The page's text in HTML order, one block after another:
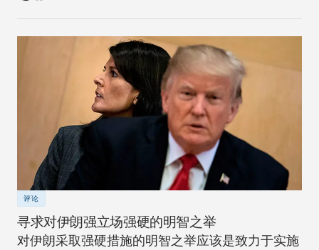
评论
寻求对伊朗强立场强硬的明智之举
对伊朗采取强硬措施的明智之举应该是致力于实施